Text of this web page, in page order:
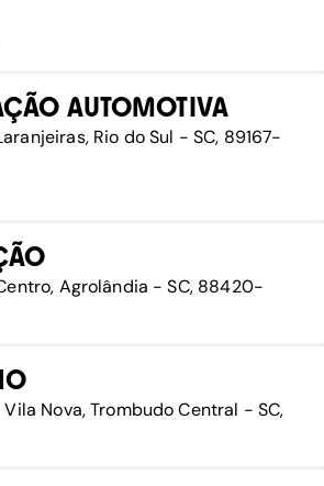
AUTOMOTIVA
Rio do Sul - SC, 89167-
Agrolândia - SC, 88420-
Vila Nova, Trombudo Central - SC,